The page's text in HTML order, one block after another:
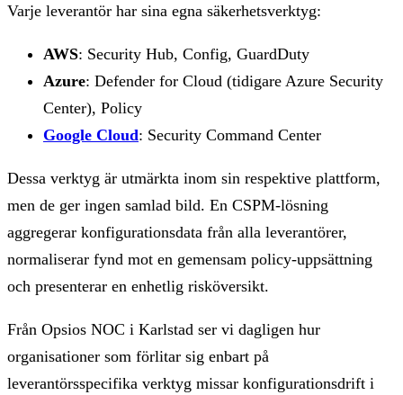
Varje leverantör har sina egna säkerhetsverktyg:
AWS: Security Hub, Config, GuardDuty
Azure: Defender for Cloud (tidigare Azure Security
Center), Policy
Google Cloud: Security Command Center
Dessa verktyg är utmärkta inom sin respektive plattform,
men de ger ingen samlad bild. En CSPM-lösning
aggregerar konfigurationsdata från alla leverantörer,
normaliserar fynd mot en gemensam policy-uppsättning
och presenterar en enhetlig risköversikt.
Från Opsios NOC i Karlstad ser vi dagligen hur
organisationer som förlitar sig enbart på
leverantörsspecifika verktyg missar konfigurationsdrift i